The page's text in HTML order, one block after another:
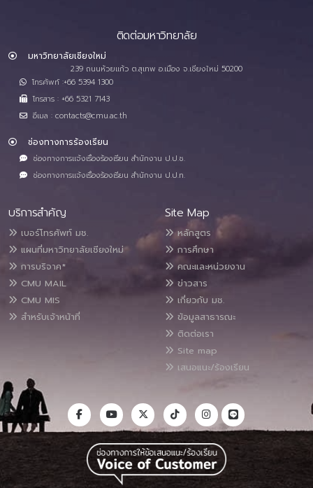
ติดต่อมหาวิทยาลัย
มหาวิทยาลัยเชียงใหม่
239 ถนนห้วยแก้ว ต.สุเทพ อ.เมือง จ.เชียงใหม่ 50200
โทรศัพท์ :+66 5394 1300
โทรสาร : +66 5321 7143
อีเมล : contacts@cmu.ac.th
ช่องทางการร้องเรียน
ช่องทางการแจ้งเรื่องร้องเรียน สำนักงาน ป.ป.ช.
ช่องทางการแจ้งเรื่องร้องเรียน สำนักงาน ป.ป.ท.
บริการสำคัญ
เบอร์โทรศัพท์ มช.
แผนที่มหาวิทยาลัยเชียงใหม่
การบริจาค*
CMU MAIL
CMU MIS
สำหรับเจ้าหน้าที่
Site Map
หลักสูตร
การศึกษา
คณะและหน่วยงาน
ข่าวสาร
เกี่ยวกับ มช.
ข้อมูลสาธารณะ
ติดต่อเรา
Site map
เสนอแนะ/ร้องเรียน